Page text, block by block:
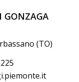
GONZAGA
(TO)